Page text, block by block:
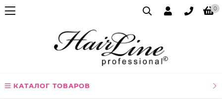
0
КАТАЛОГ ТОВАРОВ